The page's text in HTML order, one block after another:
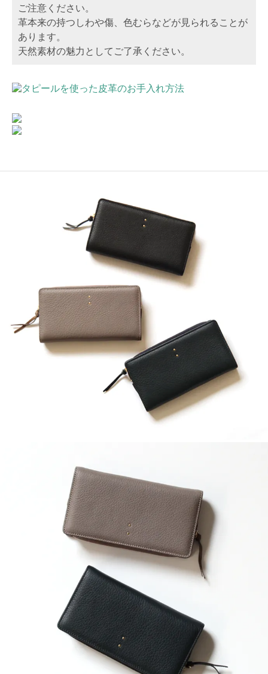
ご注意ください。
革本来の持つしわや傷、色むらなどが見られることが
あります。
天然素材の魅力としてご了承ください。